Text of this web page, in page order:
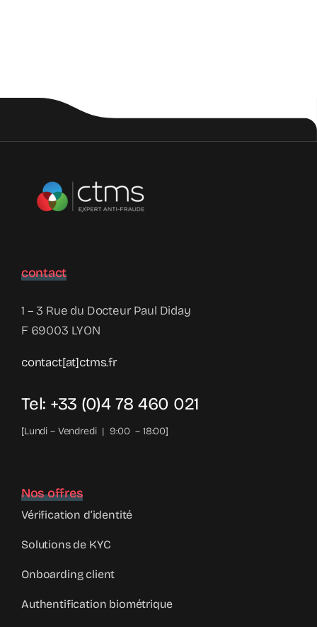
contact
1 – 3 Rue du Docteur Paul Diday
F 69003 LYON
contact[at]ctms.fr
Tel: +33 (0)4 78 460 021
Nos offres
Onboarding client
Authentification biométrique